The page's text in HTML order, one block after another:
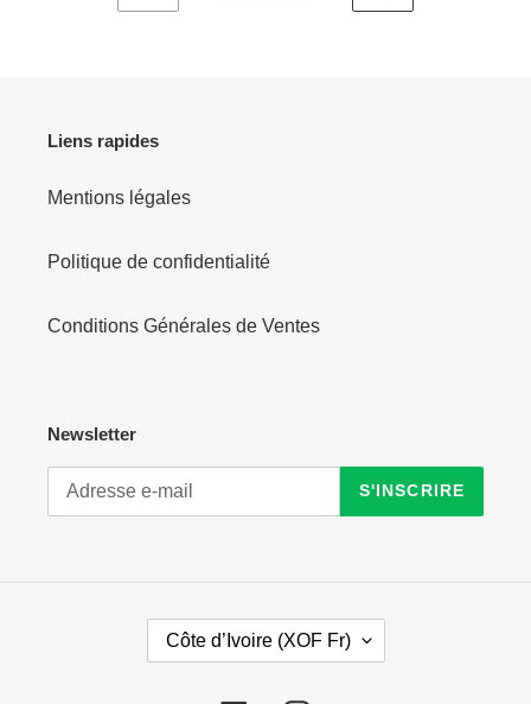
PAGE
PAGE
Liens rapides
Mentions légales
Politique de confidentialité
Conditions Générales de Ventes
Newsletter
S'INSCRIRE
Côte d’Ivoire (XOF Fr)